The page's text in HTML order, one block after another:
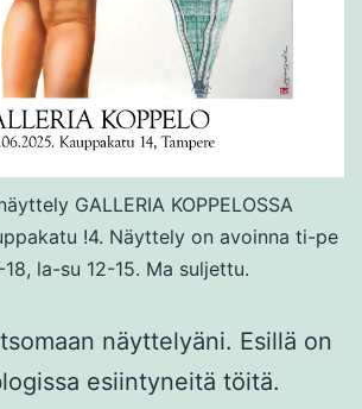
GALLERIA KOPPELOSSA
!4. Näyttely on avoinna ti-pe
la-su 12-15. Ma suljettu.
näyttelyäni. Esillä on
esiintyneitä töitä.